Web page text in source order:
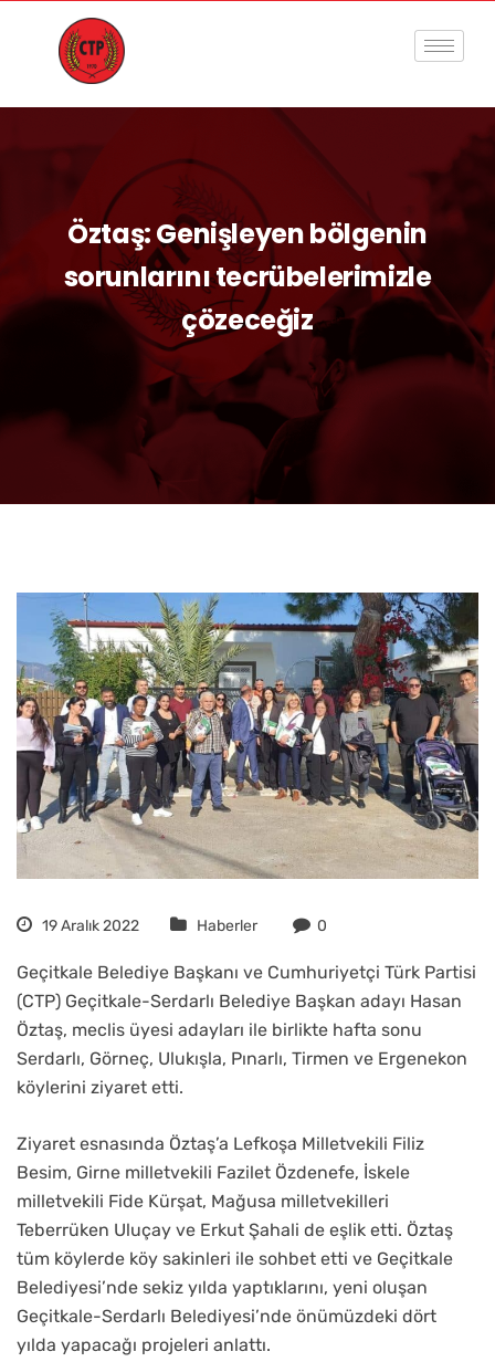
Öztaş: Genişleyen bölgenin
sorunlarını tecrübelerimizle
çözeceğiz
19 Aralık 2022 Haberler 0
Geçitkale Belediye Başkanı ve Cumhuriyetçi Türk Partisi
(CTP) Geçitkale-Serdarlı Belediye Başkan adayı Hasan
Öztaş, meclis üyesi adayları ile birlikte hafta sonu
Serdarlı, Görneç, Ulukışla, Pınarlı, Tirmen ve Ergenekon
köylerini ziyaret etti.
Ziyaret esnasında Öztaş’a Lefkoşa Milletvekili Filiz
Besim, Girne milletvekili Fazilet Özdenefe, İskele
milletvekili Fide Kürşat, Mağusa milletvekilleri
Teberrüken Uluçay ve Erkut Şahali de eşlik etti. Öztaş
tüm köylerde köy sakinleri ile sohbet etti ve Geçitkale
Belediyesi’nde sekiz yılda yaptıklarını, yeni oluşan
Geçitkale-Serdarlı Belediyesi’nde önümüzdeki dört
yılda yapacağı projeleri anlattı.